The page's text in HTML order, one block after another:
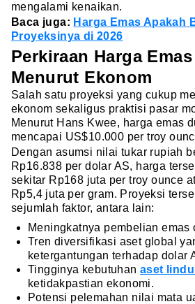
mengalami kenaikan.
Baca juga: Harga Emas Apakah
Proyeksinya di 2026
Perkiraan Harga Emas
Menurut Ekonom
Salah satu proyeksi yang cukup
ekonom sekaligus praktisi pasar
Menurut Hans Kwee, harga emas
mencapai US$10.000 per troy
Dengan asumsi nilai tukar rupiah
Rp16.838 per dolar AS, harga
sekitar Rp168 juta per troy ounce
Rp5,4 juta per gram. Proyeksi
sejumlah faktor, antara lain:
Meningkatnya pembelian emas
Tren diversifikasi aset global
ketergantungan terhadap dolar
Tingginya kebutuhan aset
ketidakpastian ekonomi.
Potensi pelemahan nilai mata